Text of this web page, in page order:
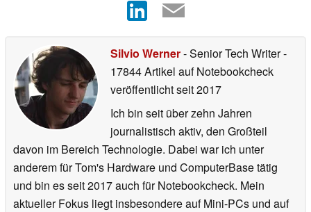
Silvio Werner- Senior Tech Writer-
17844 Artikel auf Notebookcheck
veröffentlichtseit 2017
Ich bin seit über zehn Jahren
journalistisch aktiv, den Großteil
davon im Bereich Technologie. Dabei war ich unter
anderem für Tom's Hardware und ComputerBase tätig
und bin es seit 2017 auch für Notebookcheck. Mein
aktueller Fokus liegt insbesondere auf Mini-PCs und auf